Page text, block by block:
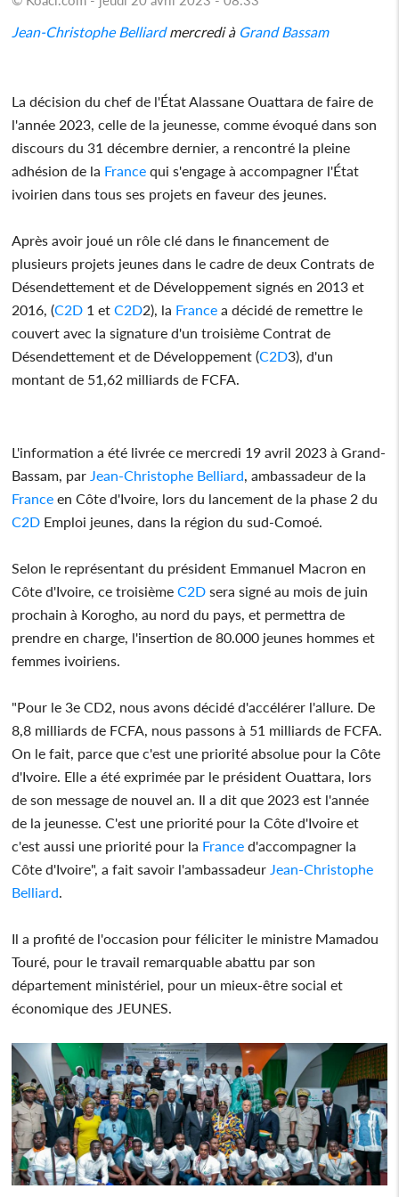
Jean-Christophe Belliardmercredi à Grand Bassam
La décision du chef de l'État Alassane Ouattara de faire de
l'année 2023, celle de la jeunesse, comme évoqué dans son
discours du 31 décembre dernier, a rencontré la pleine
adhésion de la France qui s'engage à accompagner l'État
ivoirien dans tous ses projets en faveur des jeunes.
Après avoir joué un rôle clé dans le financement de
plusieurs projets jeunes dans le cadre de deux Contrats de
Désendettement et de Développement signés en 2013 et
2016, (C2D 1 etC2D2), la France a décidé de remettre le
couvert avec la signature d'un troisième Contrat de
Désendettement et de Développement (C2D3), d'un
montant de 51,62 milliards de FCFA.
L'information a été livrée ce mercredi 19 avril 2023 à Grand-
Bassam, par Jean-Christophe Belliard , ambassadeur de la
France en Côte d'Ivoire, lors du lancement de la phase 2 du
C2D Emploi jeunes, dans la région du sud-Comoé.
Selon le représentant du président Emmanuel Macron en
Côte d'Ivoire, ce troisièmeC2D sera signé au mois de juin
prochain à Korogho, au nord du pays, et permettra de
prendre en charge, l'insertion de 80.000 jeunes hommes et
femmes ivoiriens.
"Pour le 3e CD2, nous avons décidé d'accélérer l'allure. De
8,8 milliards de FCFA, nous passons à 51 milliards de FCFA.
On le fait, parce que c'est une priorité absolue pour la Côte
d'Ivoire. Elle a été exprimée par le président Ouattara, lors
de son message de nouvel an. Il a dit que 2023 est l'année
de la jeunesse. C'est une priorité pour la Côte d'Ivoire et
c'est aussi une priorité pour la France d'accompagner la
Côte d'Ivoire", a fait savoir l'ambassadeur Jean-Christophe
Belliard
Il a profité de l'occasion pour féliciter le ministre Mamadou
Touré, pour le travail remarquable abattu par son
département ministériel, pour un mieux-être social et
économique des JEUNES.